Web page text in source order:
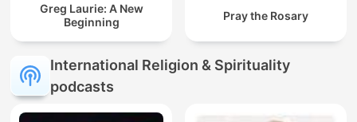
Greg Laurie: A New
Beginning
Pray the Rosary
International Religion & Spirituality
podcasts